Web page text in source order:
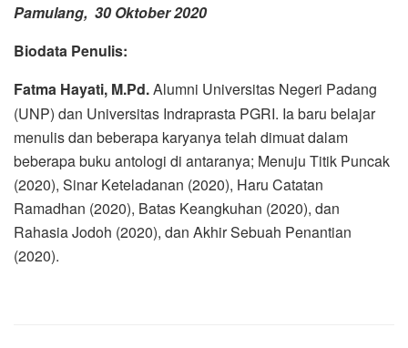
Pamulang, 30 Oktober 2020
Biodata Penulis:
Fatma Hayati, M.Pd.Alumni Universitas Negeri Padang
(UNP) dan Universitas Indraprasta PGRI. Ia baru belajar
menulis dan beberapa karyanya telah dimuat dalam
beberapa buku antologi di antaranya; Menuju Titik Puncak
(2020), Sinar Keteladanan (2020), Haru Catatan
Ramadhan (2020), Batas Keangkuhan (2020), dan
Rahasia Jodoh (2020), dan Akhir Sebuah Penantian
(2020).